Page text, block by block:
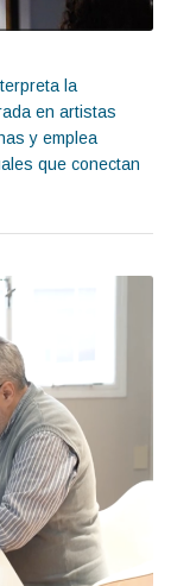
la
en artistas
y emplea
que conectan